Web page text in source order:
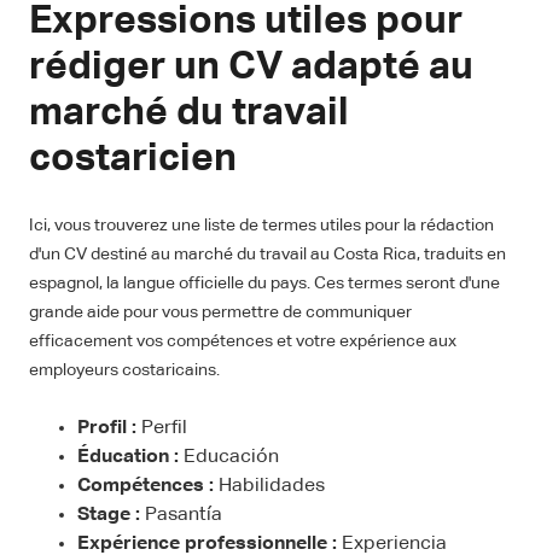
Expressions utiles pour
rédiger un CV adapté au
marché du travail
costaricien
Ici, vous trouverez une liste de termes utiles pour la rédaction
d'un CV destiné au marché du travail au Costa Rica, traduits en
espagnol, la langue officielle du pays. Ces termes seront d'une
grande aide pour vous permettre de communiquer
efficacement vos compétences et votre expérience aux
employeurs costaricains.
Profil : Perfil
Éducation : Educación
Compétences : Habilidades
Stage : Pasantía
Expérience professionnelle : Experiencia